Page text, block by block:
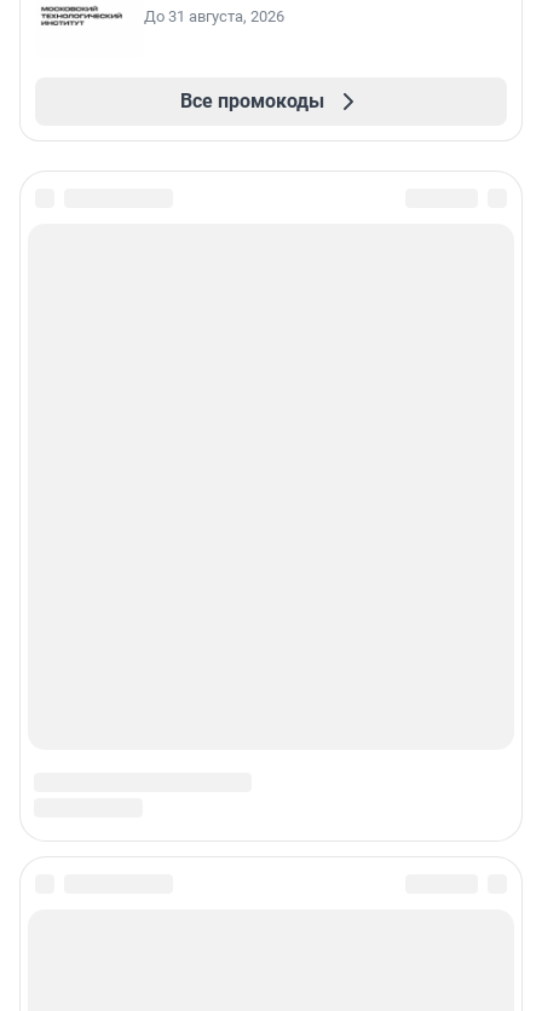
До 31 августа, 2026
Все промокоды